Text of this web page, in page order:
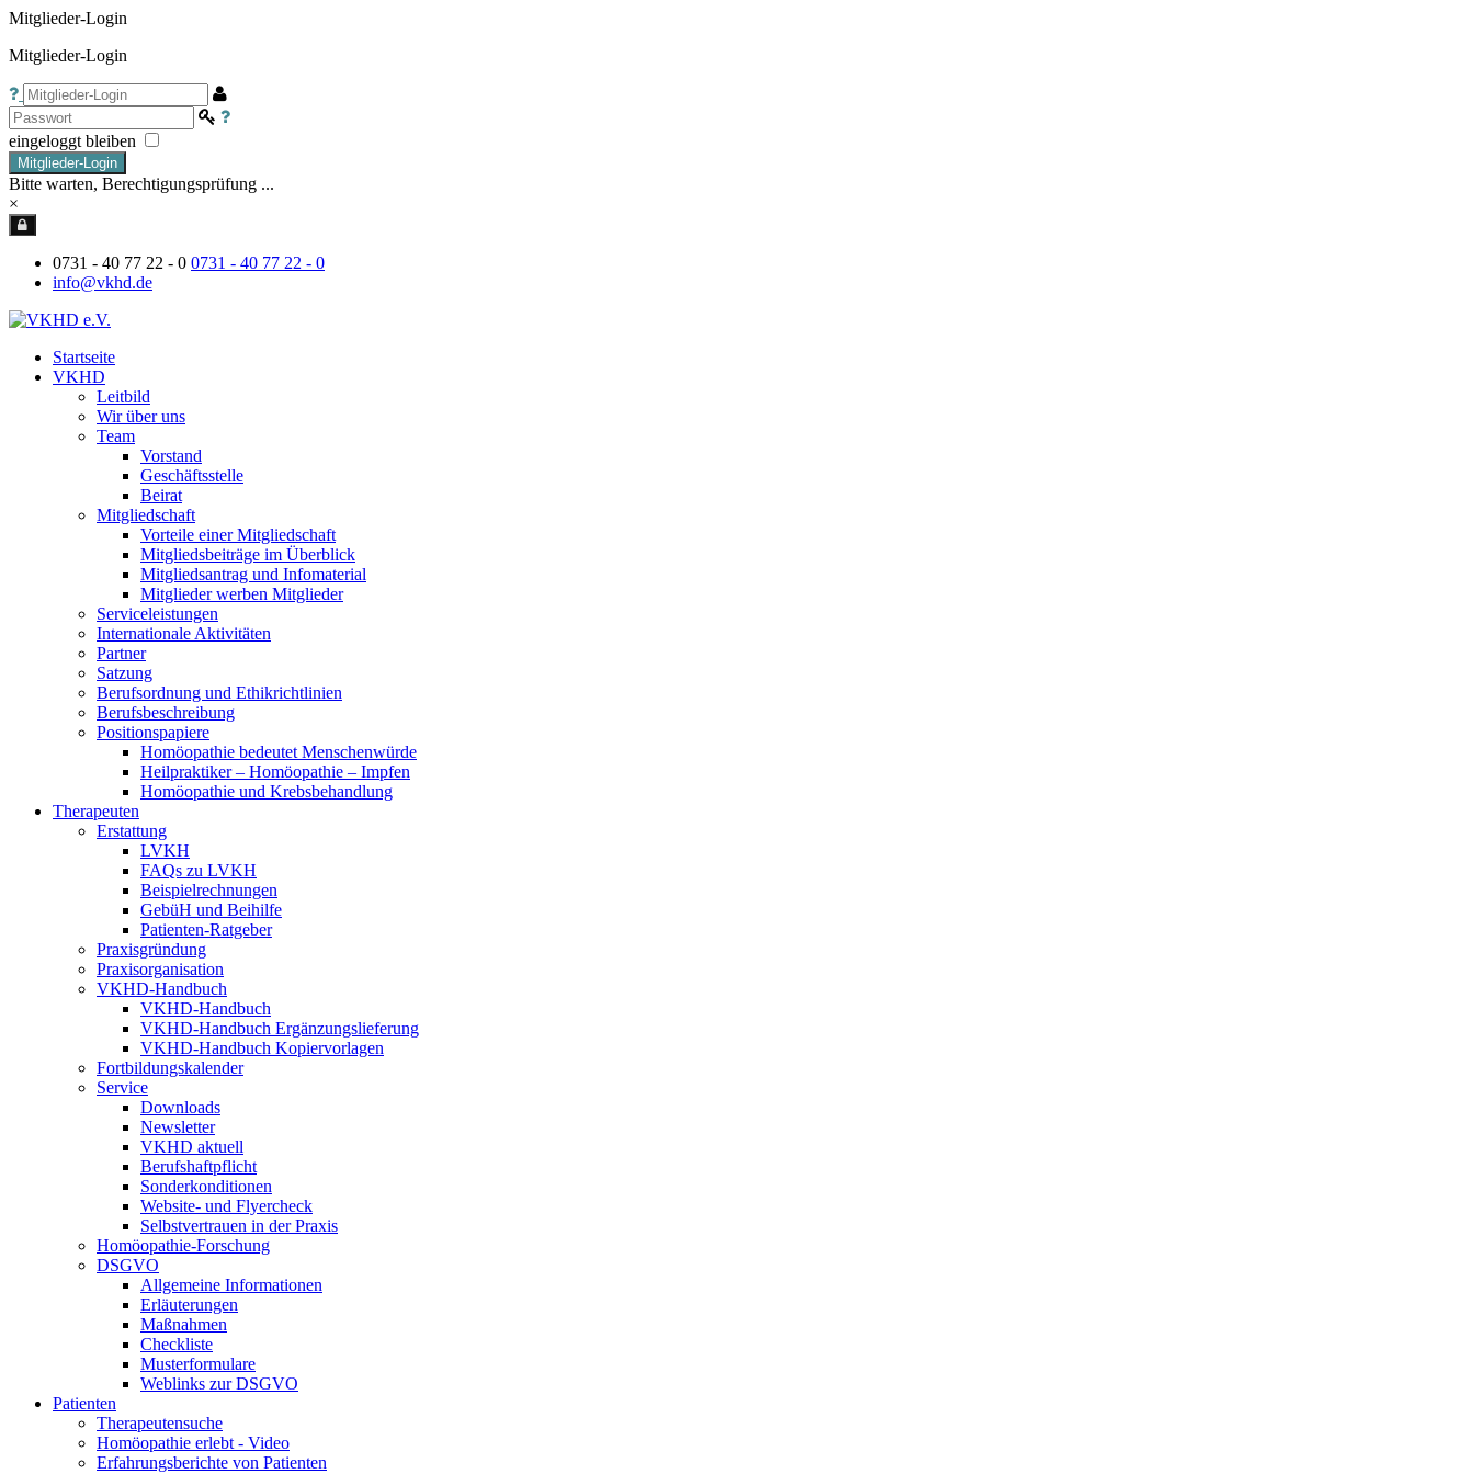
Mitglieder-Login
Mitglieder-Login
eingeloggt bleiben
Mitglieder-Login
Bitte warten, Berechtigungsprüfung ...
×
0731 - 40 77 22 - 0 0731 - 40 77 22 - 0
info@vkhd.de
Startseite
VKHD
Leitbild
Wir über uns
Team
Vorstand
Geschäftsstelle
Beirat
Mitgliedschaft
Vorteile einer Mitgliedschaft
Mitgliedsbeiträge im Überblick
Mitgliedsantrag und Infomaterial
Mitglieder werben Mitglieder
Serviceleistungen
Internationale Aktivitäten
Partner
Satzung
Berufsordnung und Ethikrichtlinien
Berufsbeschreibung
Positionspapiere
Homöopathie bedeutet Menschenwürde
Heilpraktiker – Homöopathie – Impfen
Homöopathie und Krebsbehandlung
Therapeuten
Erstattung
LVKH
FAQs zu LVKH
Beispielrechnungen
GebüH und Beihilfe
Patienten-Ratgeber
Praxisgründung
Praxisorganisation
VKHD-Handbuch
VKHD-Handbuch
VKHD-Handbuch Ergänzungslieferung
VKHD-Handbuch Kopiervorlagen
Fortbildungskalender
Service
Downloads
Newsletter
VKHD aktuell
Berufshaftpflicht
Sonderkonditionen
Website- und Flyercheck
Selbstvertrauen in der Praxis
Homöopathie-Forschung
DSGVO
Allgemeine Informationen
Erläuterungen
Maßnahmen
Checkliste
Musterformulare
Weblinks zur DSGVO
Patienten
Therapeutensuche
Homöopathie erlebt - Video
Erfahrungsberichte von Patienten